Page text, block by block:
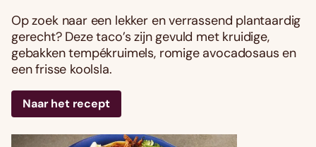
Op zoek naar een lekker en verrassend plantaardig
gerecht? Deze taco’s zijn gevuld met kruidige,
gebakken tempékruimels, romige avocadosaus en
een frisse koolsla.
Naar het recept